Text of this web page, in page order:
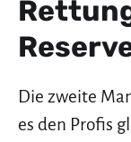
Die zweite
es den Profis